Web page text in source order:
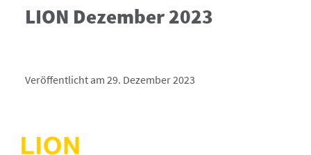
LION Dezember 2023
Veröffentlicht am 29. Dezember 2023